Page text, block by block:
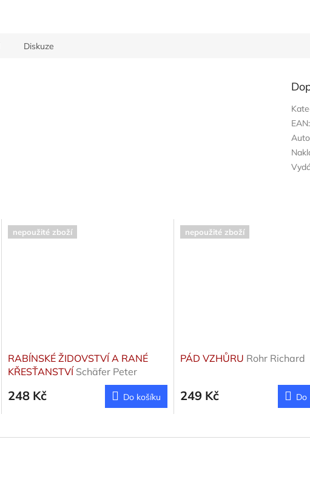
Diskuze
EAN:
nepoužité zboží
RABÍNSKÉ ŽIDOVSTVÍ A RANÉ
KŘESŤANSTVÍ Schäfer Peter
248 Kč Do košíku
nepoužité zboží
PÁD VZHŮRU Rohr Richard
249 Kč Do